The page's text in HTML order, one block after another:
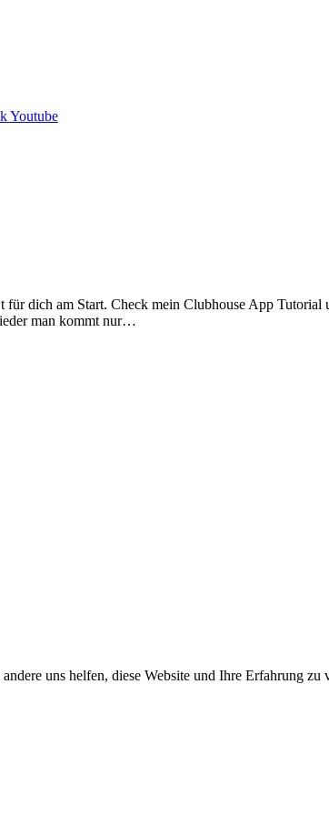
Youtube
dich am Start. Check mein Clubhouse App
man kommt nur…
uns helfen, diese Website und Ihre Erfahrung zu